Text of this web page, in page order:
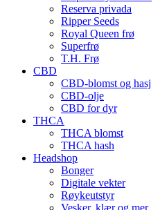
Reserva privada
Ripper Seeds
Royal Queen frø
Superfrø
T.H. Frø
CBD
CBD-blomst og hasj
CBD-olje
CBD for dyr
THCA
THCA blomst
THCA hash
Headshop
Bonger
Digitale vekter
Røykeutstyr
Vesker, klær og mer.